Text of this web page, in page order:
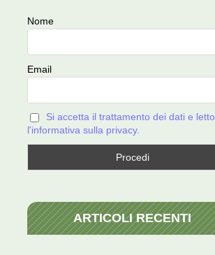
Nome
Email
Si accetta il trattamento dei dati e letto
l'informativa sulla privacy.
ARTICOLI RECENTI